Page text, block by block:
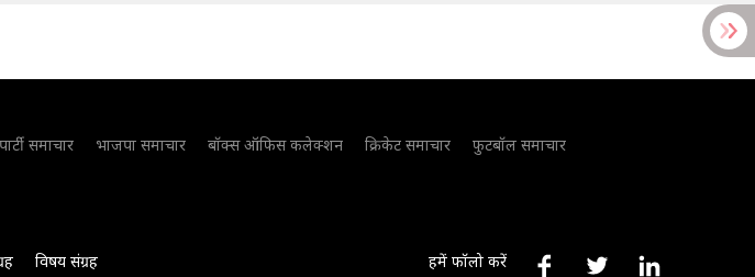
समाचार भाजपा समाचार बॉक्स ऑफिस कलेक्शन क्रिकेट समाचार
फुटबॉल समाचार
विषय संग्रह हमें फॉलो करें